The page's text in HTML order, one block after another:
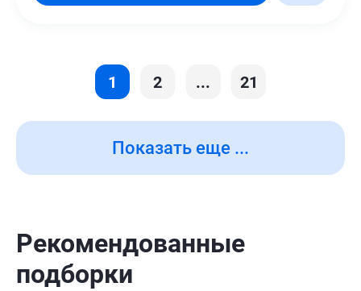
Показать еще ...
1 2 ... 21
Рекомендованные
подборки